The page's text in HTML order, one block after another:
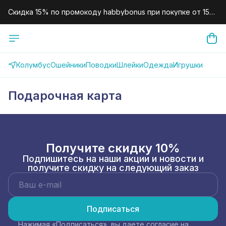
Скидка 15% по промокоду habbybonus при покупке от 15
Скидка 10% по промокоду habby10 для новых клиентов на
первый заказ.
КолумбусОшейникиПоводкиШлейкиОдеждаИгрушки
Подарочная карта
Получите скидку 10%
Подпишитесь на наши акции и новости и
получите скидку на следующий заказ
Подписаться
Нажимая «Подписаться», вы даете согласие на